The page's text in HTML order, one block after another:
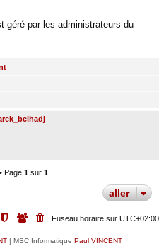
géré par les administrateurs du
Page 1sur 1
aller
Fuseau horaire sur UTC+02:00
| MSC Informatique Paul VINCENT